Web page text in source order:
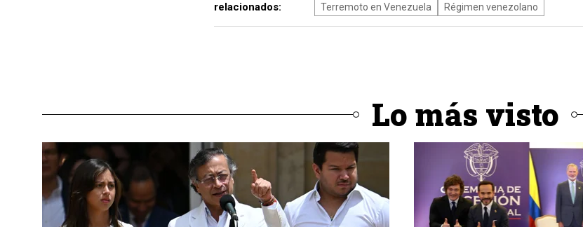
relacionados:
Terremoto en Venezuela
Régimen venezolano
Lo más visto